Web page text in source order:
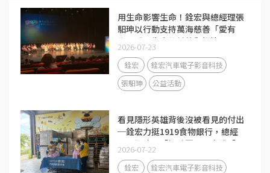
用生命影響生命！銓宏與總經理張
馹珅以行動支持萬海慈善「愛有
為」看見生命的希望與韌性
2026-07-23
銓宏
銓宏汽車電子影音科技
張馹珅
公益活動
看見隱形英雄背後沒被看見的付出
─銓宏力挺1919食物銀行，總經
理張馹珅以「極致匠心」實踐「以
人為本」
2026-07-22
銓宏
銓宏汽車電子影音科技